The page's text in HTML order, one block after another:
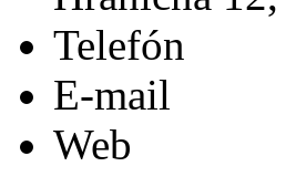
Telefón
E-mail
Web